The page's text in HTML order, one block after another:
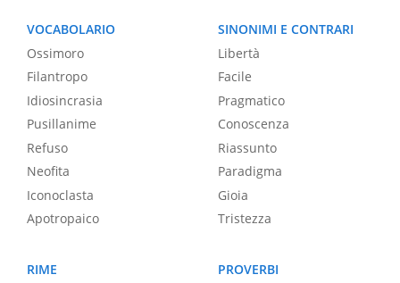
VOCABOLARIO
Ossimoro
Filantropo
Idiosincrasia
Pusillanime
Refuso
Neofita
Iconoclasta
Apotropaico
SINONIMI E CONTRARI
Libertà
Facile
Pragmatico
Conoscenza
Riassunto
Paradigma
Gioia
Tristezza
RIME
PROVERBI